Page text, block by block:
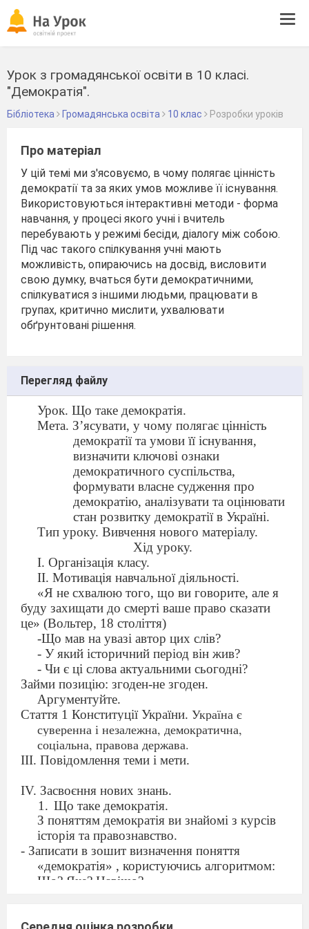
Урок з громадянської освіти в 10 класі.
"Демократія".
Бібліотека Громадянська освіта 10 клас Розробки уроків
Про матеріал
У цій темі ми з'ясовуємо, в чому полягає цінність
демократії та за яких умов можливе її існування.
Використовуються інтерактивні методи - форма
навчання, у процесі якого учні і вчитель
перебувають у режимі бесіди, діалогу між собою.
Під час такого спілкування учні мають
можливість, опираючись на досвід, висловити
свою думку, вчаться бути демократичними,
спілкуватися з іншими людьми, працювати в
групах, критично мислити, ухвалювати
обґрунтовані рішення.
Перегляд файлу
Урок. Що таке демократія.
Мета. З’ясувати, у чому полягає цінність
демократії та умови її існування,
визначити ключові ознаки
демократичного суспільства,
формувати власне судження про
демократію, аналізувати та оцінювати
стан розвитку демократії в Україні.
Тип уроку. Вивчення нового матеріалу.
Хід уроку.
І. Організація класу.
ІІ. Мотивація навчальної діяльності.
«Я не схвалюю того, що ви говорите, але я
буду захищати до смерті ваше право сказати
це» (Вольтер, 18 століття)
-Що мав на увазі автор цих слів?
- У який історичний період він жив?
- Чи є ці слова актуальними сьогодні?
Займи позицію: згоден-не згоден.
Аргументуйте.
Стаття 1 Конституції України. Україна є
суверенна і незалежна, демократична,
соціальна, правова держава.
ІІІ. Повідомлення теми і мети.
IV. Засвоєння нових знань.
Що таке демократія.
З поняттям демократія ви знайомі з курсів
історія та правознавство.
- Записати в зошит визначення поняття
«демократія» , користуючись алгоритмом:
Що? Яке? Навіщо?